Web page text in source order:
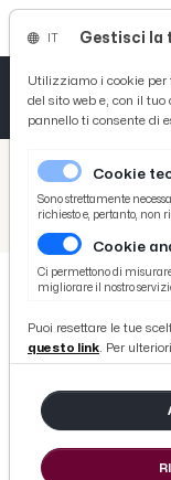
Serie B riparte, Frattesi: “Ad
Serie B
Empoli
ad Ascoli.
A”
Gestisci la
Utilizziamo i cookie
del sito web e, con il
pannello ti consente di
Cookie
Sono strettamente
richiesto e, pertanto, non
Cookie
Ci permettono di
migliorare il nostro
Puoi resettare le tue
questo link. Per
Tutto News
Tutto Sport
Basket
Ciclismo
Tutto Curiosità